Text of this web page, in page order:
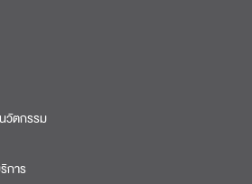
วัตกรรม
การ